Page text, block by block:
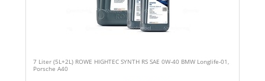
7 Liter (5L+2L) ROWE HIGHTEC SYNTH RS SAE 0W-40 BMW Longlife-01,
Porsche A40